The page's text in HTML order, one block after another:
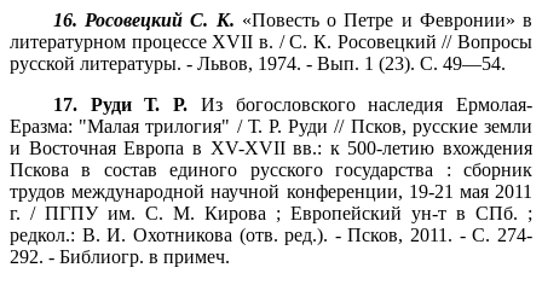
16. Росовецкий С. К. «Повесть о Петре и Февронии» в
литературном процессе XVII в. / С. К. Росовецкий // Вопросы
русской литературы. - Львов, 1974. - Вып. 1 (23). С. 49—54.
17. Руди Т. Р. Из богословского наследия Ермолая-
Еразма: "Малая трилогия" / Т. Р. Руди // Псков, русские земли
и Восточная Европа в XV-XVII вв.: к 500-летию вхождения
Пскова в состав единого русского государства : сборник
трудов международной научной конференции, 19-21 мая 2011
г. / ПГПУ им. С. М. Кирова ; Европейский ун-т в СПб. ;
редкол.: В. И. Охотникова (отв. ред.). - Псков, 2011. - С. 274-
292. - Библиогр. в примеч.